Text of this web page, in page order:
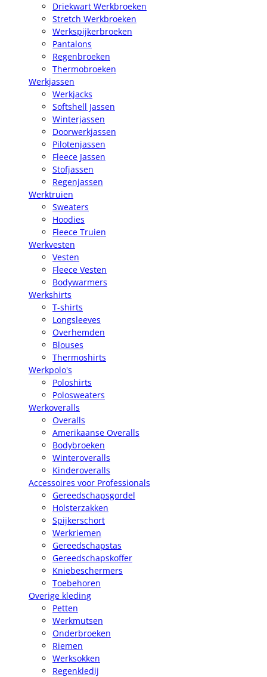
Driekwart Werkbroeken
Stretch Werkbroeken
Werkspijkerbroeken
Pantalons
Regenbroeken
Thermobroeken
Werkjassen
Werkjacks
Softshell Jassen
Winterjassen
Doorwerkjassen
Pilotenjassen
Fleece Jassen
Stofjassen
Regenjassen
Werktruien
Sweaters
Hoodies
Fleece Truien
Werkvesten
Vesten
Fleece Vesten
Bodywarmers
Werkshirts
T-shirts
Longsleeves
Overhemden
Blouses
Thermoshirts
Werkpolo's
Poloshirts
Polosweaters
Werkoveralls
Overalls
Amerikaanse Overalls
Bodybroeken
Winteroveralls
Kinderoveralls
Accessoires voor Professionals
Gereedschapsgordel
Holsterzakken
Spijkerschort
Werkriemen
Gereedschapstas
Gereedschapskoffer
Kniebeschermers
Toebehoren
Overige kleding
Petten
Werkmutsen
Onderbroeken
Riemen
Werksokken
Regenkledij